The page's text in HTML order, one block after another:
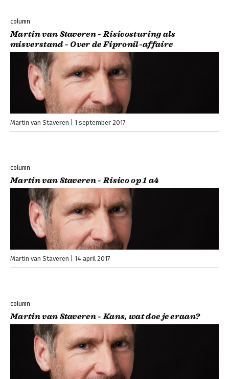
column
Martin van Staveren - Risicosturing als
misverstand - Over de Fipronil-affaire
Martin van Staveren 1 september 2017
column
Martin van Staveren - Risico op 1 a4
Martin van Staveren 14 april 2017
column
Martin van Staveren - Kans, wat doe je eraan?